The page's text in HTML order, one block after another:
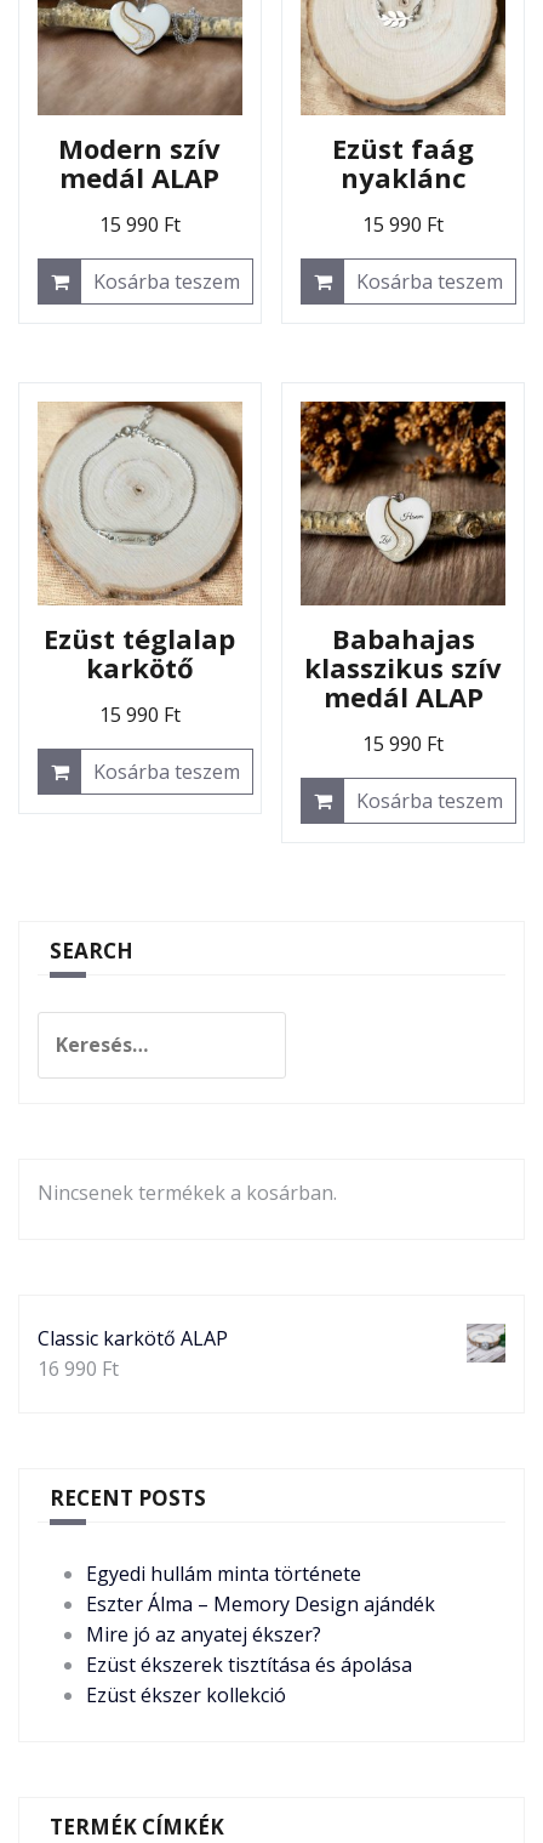
Modern szív
medál ALAP
15 990 Ft
Kosárba teszem
Ezüst faág
nyaklánc
15 990 Ft
Kosárba teszem
Ezüst téglalap
karkötő
15 990 Ft
Kosárba teszem
Babahajas
klasszikus szív
medál ALAP
15 990 Ft
Kosárba teszem
SEARCH
Nincsenek termékek a kosárban.
Classic karkötő ALAP
16 990 Ft
RECENT POSTS
Egyedi hullám minta története
Eszter Álma – Memory Design ajándék
Mire jó az anyatej ékszer?
Ezüst ékszerek tisztítása és ápolása
Ezüst ékszer kollekció
TERMÉK CÍMKÉK